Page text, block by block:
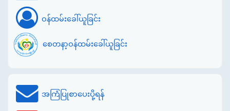
ဝန်ထမ်းခေါ်ယူခြင်း
စေတနာ့ဝန်ထမ်းခေါ်ယူခြင်း
အကြံပြုစာပေးပို့ရန်